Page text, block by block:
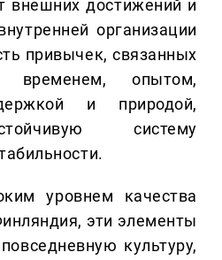
внешних достижений и
организации
привычек, связанных
временем, опытом,
и природой,
систему
уровнем качества
эти элементы
культуру,